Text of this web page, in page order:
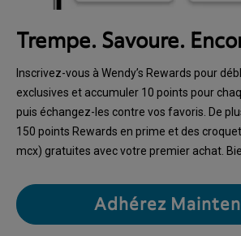
Trempe. Savoure.
Inscrivez-vous à Wendy’s Rewards pour
exclusives et accumuler 10 points pour
puis échangez-les contre vos favoris. De
150 points Rewards en prime et des
mcx) gratuites avec votre premier achat.
Adhérez